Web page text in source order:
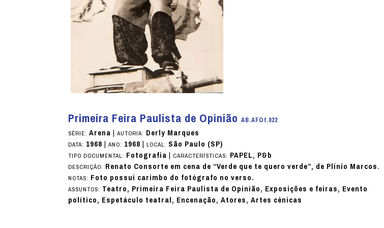
Primeira Feira Paulista de OpiniãoAB.AFOf.022
SÉRIE:Arena|AUTORIA: Derly Marques
DATA: 1968|ANO: 1968|LOCAL: São Paulo (SP)
TIPO DOCUMENTAL: Fotografia| CARACTERÍSTICAS: PAPEL, P&b
DESCRIÇÃO: Renato Consorte em cena de “Verde que te quero verde”, de Plínio Marcos.
NOTAS: Foto possui carimbo do fotógrafo no verso.
ASSUNTOS: Teatro, Primeira Feira Paulista de Opinião, Exposições e feiras, Evento
político, Espetáculo teatral, Encenação, Atores, Artes cênicas